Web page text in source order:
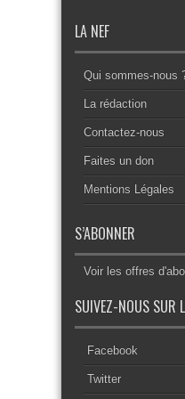
LA NEF
Qui sommes-nous
La rédaction
Contactez-nous
Faites un don
Mentions Légales
S’ABONNER
Voir les offres
SUIVEZ-NOUS SUR
Facebook
Twitter